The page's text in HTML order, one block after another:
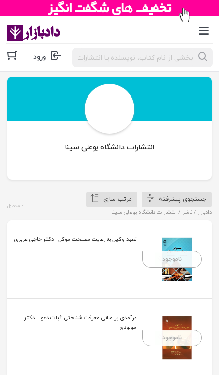
جستجوی
محصولات ورود
انتشارات دانشگاه بوعلی سینا
جستجوی پیشرفته
مرتب سازی
دادبازار / ناشر / انتشارات دانشگاه بوعلی سینا
2 محصول
ناموجود
تعهد وکیل به رعایت مصلحت موکل | دکتر حاجی عزیزی
ناموجود
درآمدی بر مبانی معرفت شناختی اثبات دعوا | دکتر
مولودی